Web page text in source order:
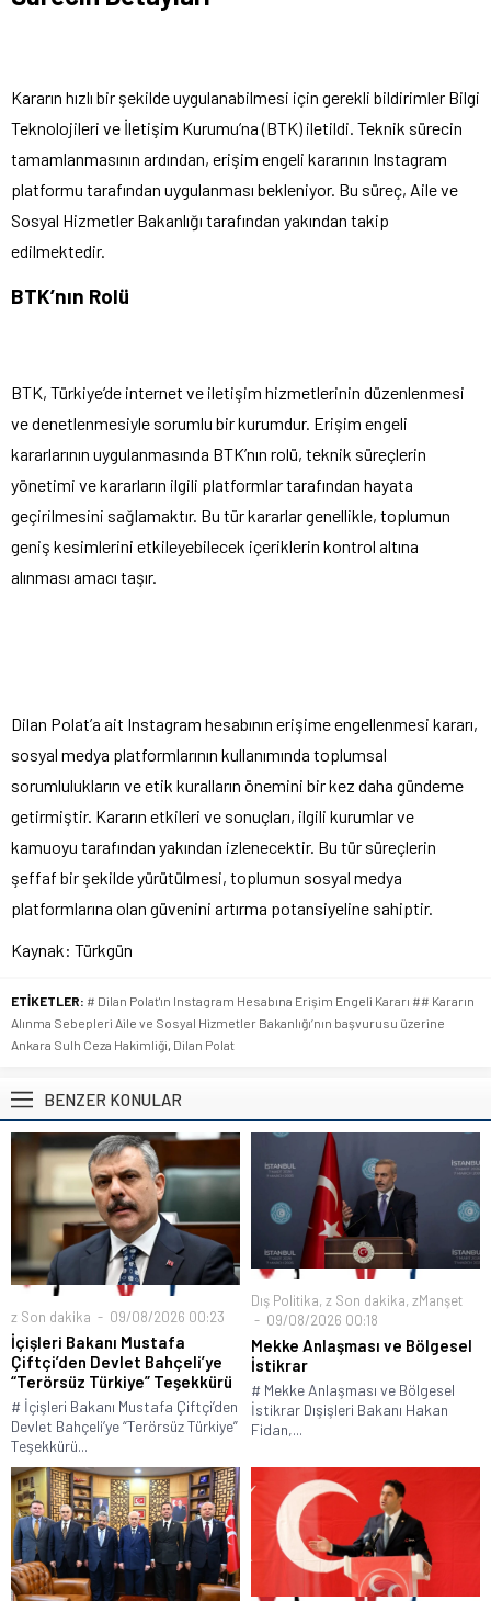
Kararın hızlı bir şekilde uygulanabilmesi için gerekli bildirimler Bilgi
Teknolojileri ve İletişim Kurumu’na (BTK) iletildi. Teknik sürecin
tamamlanmasının ardından, erişim engeli kararının Instagram
platformu tarafından uygulanması bekleniyor. Bu süreç, Aile ve
Sosyal Hizmetler Bakanlığı tarafından yakından takip
edilmektedir.
BTK’nın Rolü
BTK, Türkiye’de internet ve iletişim hizmetlerinin düzenlenmesi
ve denetlenmesiyle sorumlu bir kurumdur. Erişim engeli
kararlarının uygulanmasında BTK’nın rolü, teknik süreçlerin
yönetimi ve kararların ilgili platformlar tarafından hayata
geçirilmesini sağlamaktır. Bu tür kararlar genellikle, toplumun
geniş kesimlerini etkileyebilecek içeriklerin kontrol altına
alınması amacı taşır.
Dilan Polat’a ait Instagram hesabının erişime engellenmesi kararı,
sosyal medya platformlarının kullanımında toplumsal
sorumlulukların ve etik kuralların önemini bir kez daha gündeme
getirmiştir. Kararın etkileri ve sonuçları, ilgili kurumlar ve
kamuoyu tarafından yakından izlenecektir. Bu tür süreçlerin
şeffaf bir şekilde yürütülmesi, toplumun sosyal medya
platformlarına olan güvenini artırma potansiyeline sahiptir.
Kaynak: Türkgün
ETİKETLER: # Dilan Polat'ın Instagram Hesabına Erişim Engeli Kararı ## Kararın
Alınma Sebepleri Aile ve Sosyal Hizmetler Bakanlığı’nın başvurusu üzerine
Ankara Sulh Ceza Hakimliği, Dilan Polat
BENZER KONULAR
z Son dakika 09/08/2026 00:23
İçişleri Bakanı Mustafa
Çiftçi’den Devlet Bahçeli’ye
“Terörsüz Türkiye” Teşekkürü
# İçişleri Bakanı Mustafa Çiftçi’den
Devlet Bahçeli’ye “Terörsüz Türkiye”
Teşekkürü...
Dış Politika, z Son dakika, zManşet
09/08/2026 00:18
Mekke Anlaşması ve Bölgesel
İstikrar
# Mekke Anlaşması ve Bölgesel
İstikrar Dışişleri Bakanı Hakan
Fidan,...